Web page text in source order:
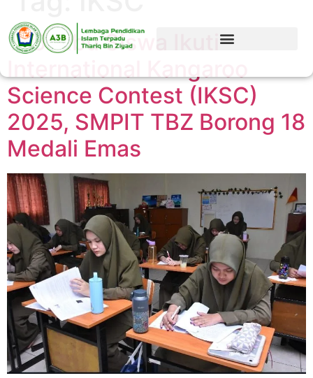
135 Ribu Siswa Ikuti
Science Contest (IKSC)
2025, SMPIT TBZ Borong 18
Medali Emas